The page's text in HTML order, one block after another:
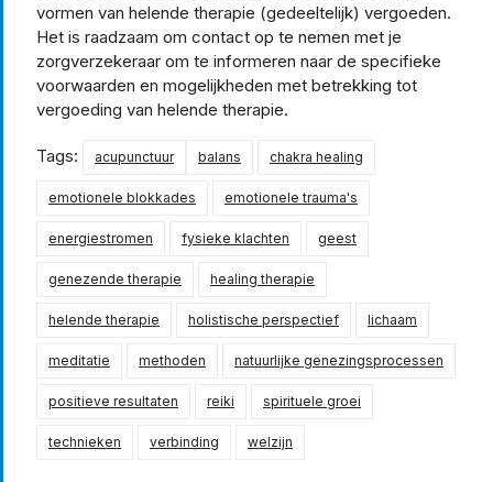
vormen van helende therapie (gedeeltelijk) vergoeden.
Het is raadzaam om contact op te nemen met je
zorgverzekeraar om te informeren naar de specifieke
voorwaarden en mogelijkheden met betrekking tot
vergoeding van helende therapie.
Tags: acupunctuur balans chakra healing
emotionele blokkades emotionele trauma's
energiestromen fysieke klachten geest
genezende therapie healing therapie
helende therapie holistische perspectief lichaam
meditatie methoden natuurlijke genezingsprocessen
positieve resultaten reiki spirituele groei
technieken verbinding welzijn